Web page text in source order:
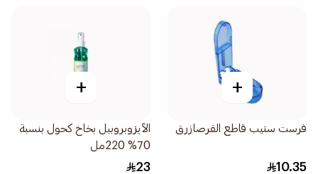
+
فرست ستيب قاطع القرصازرق
10.35
+
الآيزوبروبيل بخاخ كحول بنسبة
70% 220مل
23